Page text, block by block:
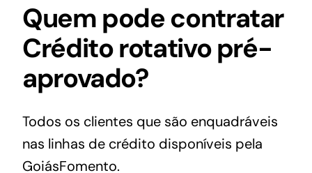
Quem pode contratar
Crédito rotativo pré-
aprovado?
Todos os clientes que são enquadráveis
nas linhas de crédito disponíveis pela
GoiásFomento.